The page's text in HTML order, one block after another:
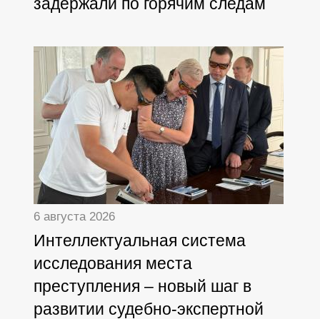
6 августа 2026
Интеллектуальная система
исследования места
преступления – новый шаг в
развитии судебно-экспертной